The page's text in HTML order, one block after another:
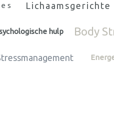
Lichaamsgerichte
hulp Body